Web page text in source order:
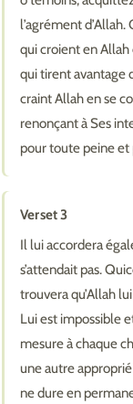
l’agrément
qui croient en Allah
qui tirent avantage
craint Allah en se
renonçant à Ses
pour toute peine
Verset 3
Il lui accordera
s’attendait pas.
trouvera qu’Allah
Lui est impossible
mesure à chaque
une autre approprié
ne dure en